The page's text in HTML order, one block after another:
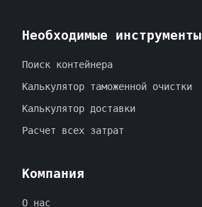
Необходимые инструменты
Поиск контейнера
Калькулятор таможенной очистки
Калькулятор доставки
Расчет всех затрат
Компания
O нас